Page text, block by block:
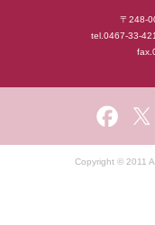
〒248-
tel.0467-33-
Copyright © 2011